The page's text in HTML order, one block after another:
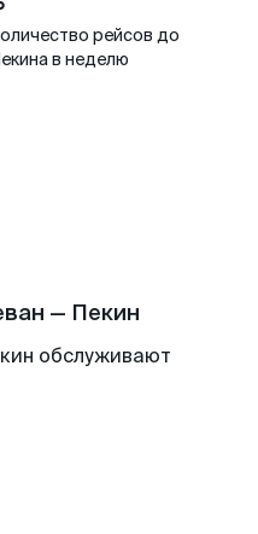
рейсов до
в неделю
— Пекин
обслуживают